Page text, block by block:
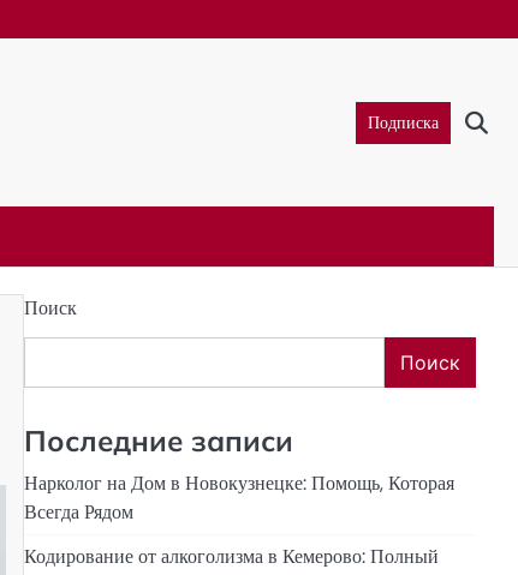
Подписка
Поиск
Поиск
Последние записи
Нарколог на Дом в Новокузнецке: Помощь, Которая
Всегда Рядом
Кодирование от алкоголизма в Кемерово: Полный